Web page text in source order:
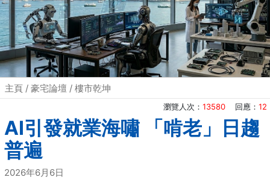
主頁 / 豪宅論壇 / 樓市乾坤
瀏覽人次： 13580 回應： 12
AI引發就業海嘯 「啃老」日趨
普遍
2026年6月6日